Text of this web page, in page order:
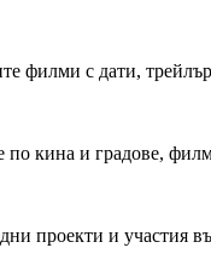
филми с дати,
по кина и градове,
проекти и участия